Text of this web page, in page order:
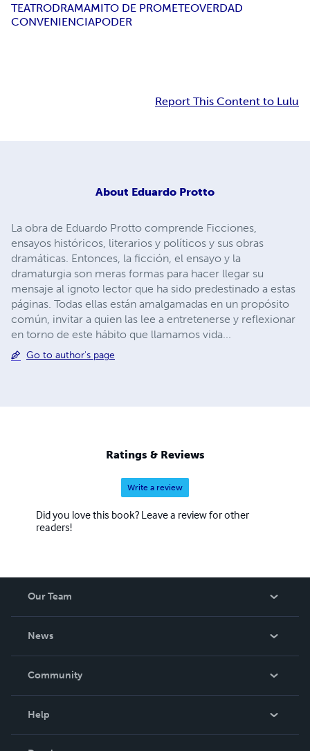
TEATRODRAMAMITO DE PROMETEOVERDAD
CONVENIENCIAPODER
Report This Content to Lulu
About Eduardo Protto
La obra de Eduardo Protto comprende Ficciones,
ensayos históricos, literarios y políticos y sus obras
dramáticas. Entonces, la ficción, el ensayo y la
dramaturgia son meras formas para hacer llegar su
mensaje al ignoto lector que ha sido predestinado a estas
páginas. Todas ellas están amalgamadas en un propósito
común, invitar a quien las lee a entretenerse y reflexionar
en torno de este hábito que llamamos vida...
Go to author's page
Ratings & Reviews
Write a review
Did you love this book? Leave a review for other
readers!
Our Team
News
In The News
Community
Help
Order Lookup